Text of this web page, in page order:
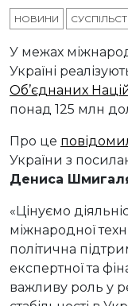
НОВИНИ
У межах
Україні
Об’єднаних
понад 125 млн
Про це
України з
Дениса
«Цінуємо
міжнародної
політична
експертної та
важливу роль у